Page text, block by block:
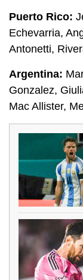
Puerto Rico:
Echevarria,
Antonetti,
Argentina:
Gonzalez,
Mac Allister,